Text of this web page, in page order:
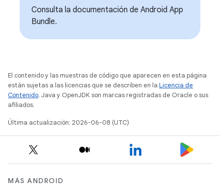
Consulta la documentación de Android App
Bundle.
El contenido y las muestras de código que aparecen en esta página
están sujetas a las licencias que se describen en la Licencia de
Contenido. Java y OpenJDK son marcas registradas de Oracle o sus
afiliados.
Última actualización: 2026-06-08 (UTC)
MÁS ANDROID